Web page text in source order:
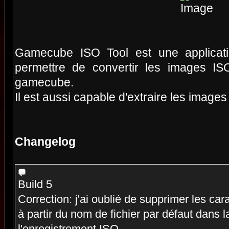
Gamecube ISO Tool est une
permettre de convertir les images
gamecube.
Il est aussi capable d'extraire les
Changelog
Build 5
Correction: j'ai oublié de supprimer les
à partir du nom de fichier par défaut dans